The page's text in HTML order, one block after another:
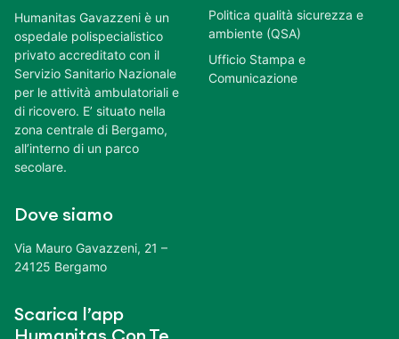
Humanitas Gavazzeni è un
ospedale polispecialistico
privato accreditato con il
Servizio Sanitario Nazionale
per le attività ambulatoriali e
di ricovero. E’ situato nella
zona centrale di Bergamo,
all’interno di un parco
secolare.
Dove siamo
Via Mauro Gavazzeni, 21 –
24125 Bergamo
Scarica l’app
Politica qualità sicurezza e
ambiente (QSA)
Ufficio Stampa e
Comunicazione